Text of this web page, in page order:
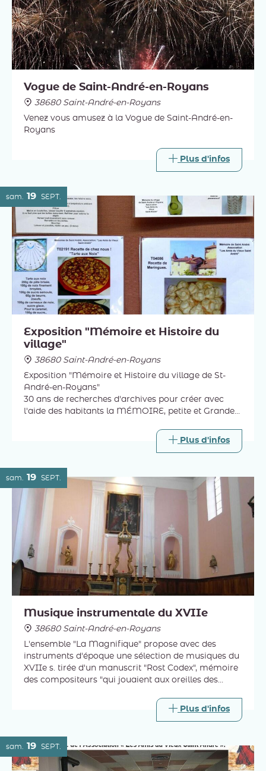
Vogue de Saint-André-en-Royans
38680 Saint-André-en-Royans
Venez vous amusez à la Vogue de Saint-André-en-
Royans
Plus d'infos
sam. 19 SEPT.
Exposition "Mémoire et Histoire du
village"
38680 Saint-André-en-Royans
Exposition "Mémoire et Histoire du village de St-
André-en-Royans"
30 ans de recherches d'archives pour créer avec
l'aide des habitants la MÉMOIRE, petite et Grande
Histoire des circuits patrimoniaux, des 140 maisons
Plus d'infos
sam. 19 SEPT.
Musique instrumentale du XVIIe
38680 Saint-André-en-Royans
L'ensemble "La Magnifique" propose avec des
instruments d'époque une sélection de musiques du
XVIIe s. tirée d'un manuscrit "Rost Codex", mémoire
des compositeurs "qui jouaient aux oreilles des
Plus d'infos
sam. 19 SEPT.